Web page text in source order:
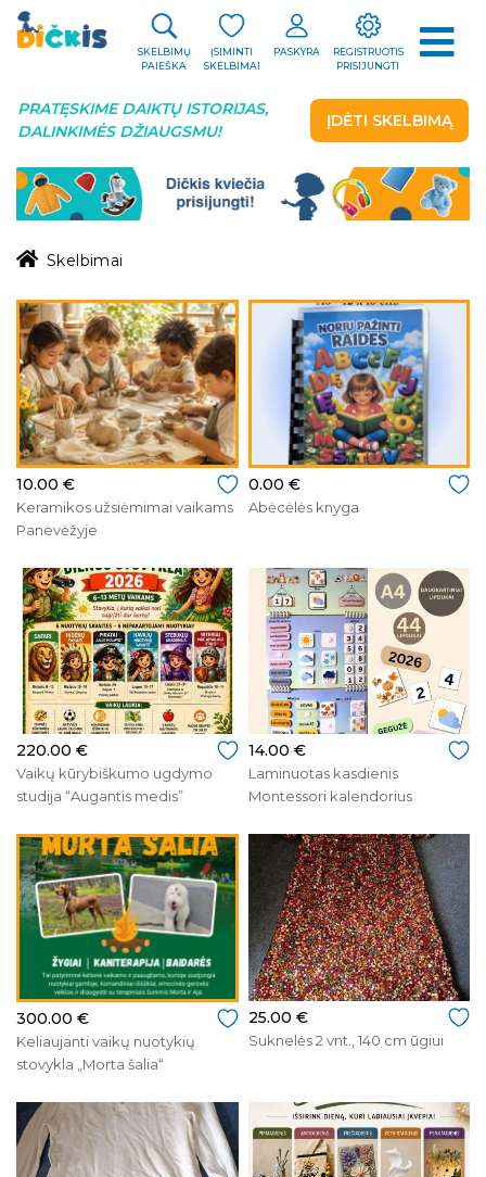
SKELBIMŲ
PAIEŠKA
ĮSIMINTI
SKELBIMAI
PASKYRA
REGISTRUOTIS
PRISIJUNGTI
PRATĘSKIME DAIKTŲ ISTORIJAS,
DALINKIMĖS DŽIAUGSMU!
ĮDĖTI SKELBIMĄ
Skelbimai
10.00 €
Keramikos užsiėmimai vaikams
Panevėžyje
0.00 €
Abėcėlės knyga
220.00 €
Vaikų kūrybiškumo ugdymo
studija “Augantis medis”
14.00 €
Laminuotas kasdienis
Montessori kalendorius
300.00 €
Keliaujanti vaikų nuotykių
stovykla „Morta šalia“
25.00 €
Suknelės 2 vnt., 140 cm ūgiui